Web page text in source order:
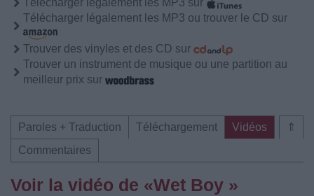
Télécharger légalement les MP3 sur
Télécharger légalement les MP3 ou trouver le CD sur
Trouver des vinyles et des CD sur
Trouver un instrument de musique ou une partition au
meilleur prix sur
⇑
Paroles + Traduction Téléchargement
Vidéos
Commentaires
Voir la vidéo de «Wet Boy »